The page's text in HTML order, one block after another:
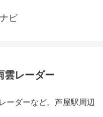
ビ
雲レーダー
ーダーなど。芦屋駅周辺